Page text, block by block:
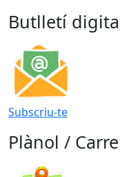
Butlletí
Subscriu-te
Plànol /